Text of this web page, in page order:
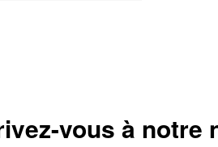
vous à notre